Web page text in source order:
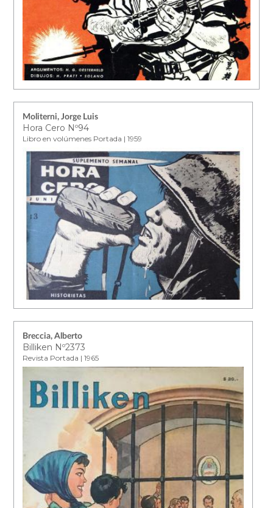
Moliterni, Jorge Luis
Hora Cero Nº94
Libro en volúmenes Portada | 1959
Breccia, Alberto
Billiken Nº2373
Revista Portada | 1965